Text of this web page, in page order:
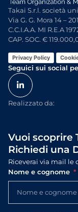
Takai S.r.l. società
Via G. G. Mora 14 –
C.C.I.A.A. MI R.E.A
CAP. SOC. €
Privacy Policy
Seguici sui social
Realizzato da:
Vuoi scoprire
Richiedi una
Riceverai via mail le
Nome e cognome